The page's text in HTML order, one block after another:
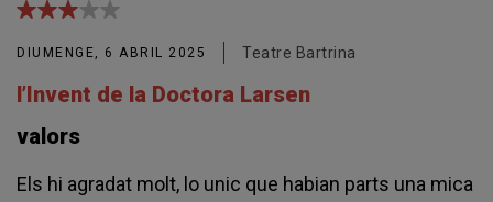
DIUMENGE, 6 ABRIL 2025 Teatre Bartrina
l’Invent de la Doctora Larsen
valors
Els hi agradat molt, lo unic que habian parts una mica